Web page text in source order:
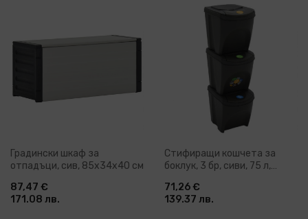
Градински шкаф за
отпадъци, сив, 85x34x40 см
87,47 €
171.08 лв.
Стифиращи кошчета за
боклук, 3 бр, сиви, 75 л,
71,26 €
139.37 лв.